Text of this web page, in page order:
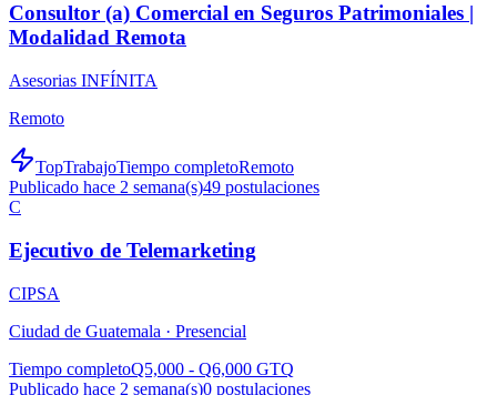
Consultor (a) Comercial en Seguros Patrimoniales |
Modalidad Remota
Asesorias INFÍNITA
Remoto
TopTrabajoTiempo completoRemoto
Publicado hace 2 semana(s)49 postulaciones
C
Ejecutivo de Telemarketing
CIPSA
Ciudad de Guatemala · Presencial
Tiempo completoQ5,000 - Q6,000 GTQ
Publicado hace 2 semana(s)0 postulaciones